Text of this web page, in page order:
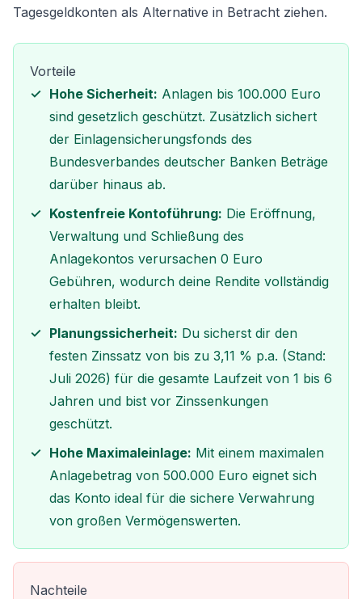
Tagesgeldkonten als Alternative in Betracht ziehen.
Vorteile
Hohe Sicherheit: Anlagen bis 100.000 Euro
sind gesetzlich geschützt. Zusätzlich sichert
der Einlagensicherungsfonds des
Bundesverbandes deutscher Banken Beträge
darüber hinaus ab.
Kostenfreie Kontoführung: Die Eröffnung,
Verwaltung und Schließung des
Anlagekontos verursachen 0 Euro
Gebühren, wodurch deine Rendite vollständig
erhalten bleibt.
Planungssicherheit: Du sicherst dir den
festen Zinssatz von bis zu 3,11 % p.a. (Stand:
Juli 2026) für die gesamte Laufzeit von 1 bis 6
Jahren und bist vor Zinssenkungen
geschützt.
Hohe Maximaleinlage: Mit einem maximalen
Anlagebetrag von 500.000 Euro eignet sich
das Konto ideal für die sichere Verwahrung
von großen Vermögenswerten.
Nachteile